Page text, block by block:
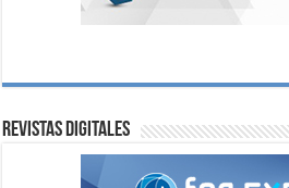
Revistas digitales